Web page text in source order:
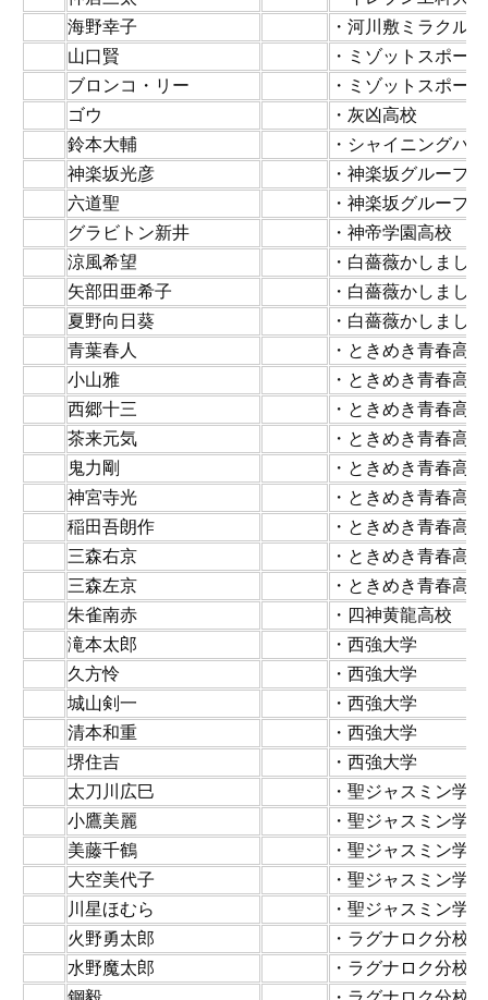
海野幸子
・河川敷ミラクルズ
山口賢
・ミゾットスポーツ
ブロンコ・リー
・ミゾットスポーツ
ゴウ
・灰凶高校
鈴本大輔
・シャイニングバ
神楽坂光彦
・神楽坂グループ
六道聖
・神楽坂グループ
グラビトン新井
・神帝学園高校
涼風希望
・白薔薇かしまし
矢部田亜希子
・白薔薇かしまし
夏野向日葵
・白薔薇かしまし
青葉春人
・ときめき青春高校
小山雅
・ときめき青春高校
西郷十三
・ときめき青春高校
茶来元気
・ときめき青春高校
鬼力剛
・ときめき青春高校
神宮寺光
・ときめき青春高校
稲田吾朗作
・ときめき青春高校
三森右京
・ときめき青春高校
三森左京
・ときめき青春高校
朱雀南赤
・四神黄龍高校
滝本太郎
・西強大学
久方怜
・西強大学
城山剣一
・西強大学
清本和重
・西強大学
堺住吉
・西強大学
太刀川広巳
・聖ジャスミン学園
小鷹美麗
・聖ジャスミン学園
美藤千鶴
・聖ジャスミン学園
大空美代子
・聖ジャスミン学園
川星ほむら
・聖ジャスミン学園
火野勇太郎
・ラグナロク分校
水野魔太郎
・ラグナロク分校